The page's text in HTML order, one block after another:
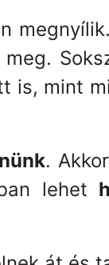
is, mint
.
lehet